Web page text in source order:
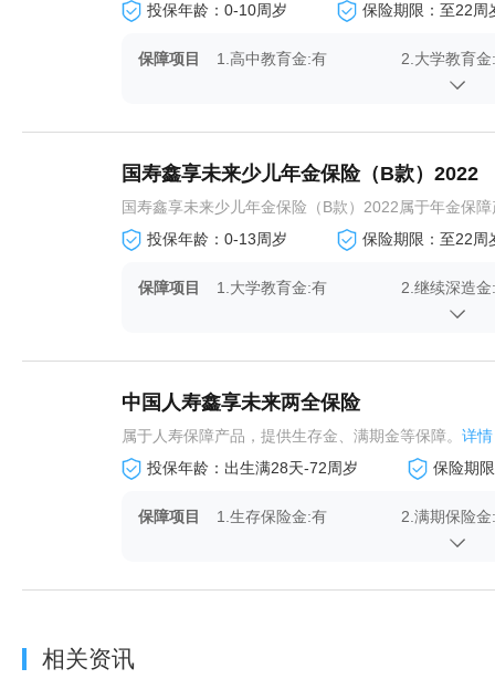
投保年龄：0-10周岁
保险期限：至22周
保障项目 1.高中教育金:有
2.大学教育金
国寿鑫享未来少儿年金保险（B款）2022
国寿鑫享未来少儿年金保险（B款）2022属于年金保
投保年龄：0-13周岁
保险期限：至22周
保障项目 1.大学教育金:有 2.继续深造金
中国人寿鑫享未来两全保险
属于人寿保障产品，提供生存金、满期金等保障。 详情
投保年龄：出生满28天-72周岁
保险期
保障项目 1.生存保险金:有
2.满期保险金
相关资讯